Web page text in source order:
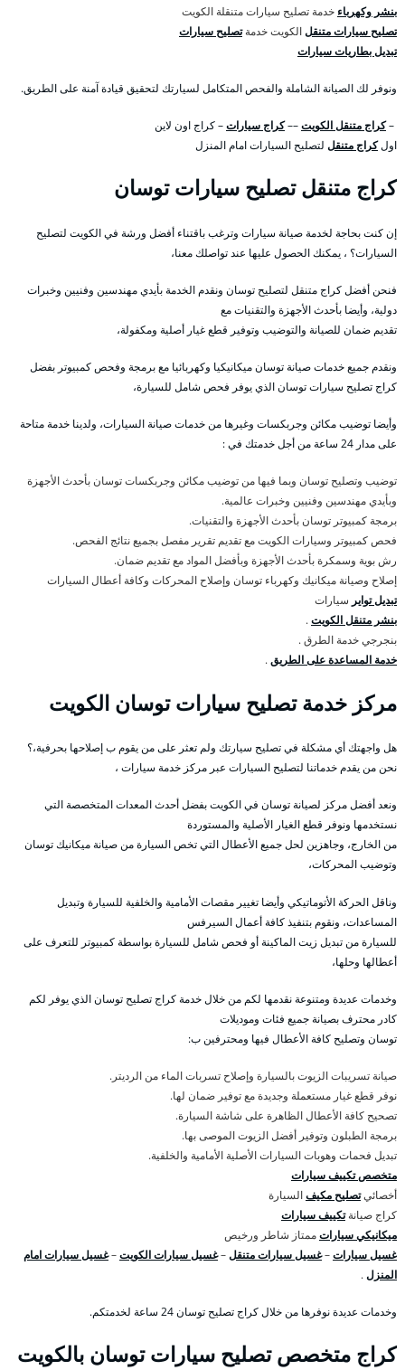
بنشر وكهرباء خدمة تصليح سيارات متنقلة الكويت
تصليح سيارات متنقلالكويت خدمةتصليح سيارات
تبديل بطاريات سيارات
ونوفر لك الصيانة الشاملة والفحص المتكامل لسيارتك لتحقيق قيادة آمنة على الطريق.
–كراج متنقل الكويت––كراج سيارات– كراج اون لاين
اولكراج متنقل لتصليح السيارات امام المنزل
كراج متنقل تصليح سيارات توسان
إن كنت بحاجة لخدمة صيانة سيارات وترغب باقتناء أفضل ورشة في الكويت لتصليح
السيارات؟ ، يمكنك الحصول عليها عند تواصلك معنا،
فنحن أفضل كراج متنقل لتصليح توسان ونقدم الخدمة بأيدي مهندسين وفنيين وخبرات
دولية، وأيضا بأحدث الأجهزة والتقنيات مع
تقديم ضمان للصيانة والتوضيب وتوفير قطع غيار أصلية ومكفولة،
ونقدم جميع خدمات صيانة توسان ميكانيكيا وكهربائيا مع برمجة وفحص كمبيوتر بفضل
كراج تصليح سيارات توسان الذي يوفر فحص شامل للسيارة،
وأيضا توضيب مكائن وجربكسات وغيرها من خدمات صيانة السيارات، ولدينا خدمة متاحة
على مدار 24 ساعة من أجل خدمتك في :
توضيب وتصليح توسان وبما فيها من توضيب مكائن وجربكسات توسان بأحدث الأجهزة
وبأيدي مهندسين وفنيين وخبرات عالمية.
برمجة كمبيوتر توسان بأحدث الأجهزة والتقنيات.
فحص كمبيوتر وسيارات الكويت مع تقديم تقرير مفصل بجميع نتائج الفحص.
رش بوية وسمكرة بأحدث الأجهزة وبأفضل المواد مع تقديم ضمان.
إصلاح وصيانة ميكانيك وكهرباء توسان وإصلاح المحركات وكافة أعطال السيارات
تبديل تواير سيارات
بنشر متنقل الكويت.
بنجرجي خدمة الطرق .
خدمة المساعدة على الطريق.
مركز خدمة تصليح سيارات توسان الكويت
هل واجهتك أي مشكلة في تصليح سيارتك ولم تعثر على من يقوم ب إصلاحها بحرفية،؟
نحن من يقدم خدماتنا لتصليح السيارات عبر مركز خدمة سيارات ،
ونعد أفضل مركز لصيانة توسان في الكويت بفضل أحدث المعدات المتخصصة التي
نستخدمها ونوفر قطع الغيار الأصلية والمستوردة
من الخارج، وجاهزين لحل جميع الأعطال التي تخص السيارة من صيانة ميكانيك توسان
وتوضيب المحركات،
وناقل الحركة الأتوماتيكي وأيضا تغيير مقصات الأمامية والخلفية للسيارة وتبديل
المساعدات، ونقوم بتنفيذ كافة أعمال السيرفس
للسيارة من تبديل زيت الماكينة أو فحص شامل للسيارة بواسطة كمبيوتر للتعرف على
أعطالها وحلها،
وخدمات عديدة ومتنوعة نقدمها لكم من خلال خدمة كراج تصليح توسان الذي يوفر لكم
كادر محترف بصيانة جميع فئات وموديلات
توسان وتصليح كافة الأعطال فيها ومحترفين ب:
صيانة تسريبات الزيوت بالسيارة وإصلاح تسربات الماء من الرديتر.
نوفر قطع غيار مستعملة وجديدة مع توفير ضمان لها.
تصحيح كافة الأعطال الظاهرة على شاشة السيارة.
برمجة الطبلون وتوفير أفضل الزيوت الموصى بها.
تبديل فحمات وهوبات السيارات الأصلية الأمامية والخلفية.
متخصص تكييف سيارات
أخصائيتصليح مكيفالسيارة
كراج صيانةتكييف سيارات
ميكانيكي سياراتممتاز شاطر ورخيص
غسيل سيارات–غسيل سيارات متنقل–غسيل سيارات الكويت–غسيل سيارات امام
المنزل.
وخدمات عديدة نوفرها من خلال كراج تصليح توسان 24 ساعة لخدمتكم.
كراج متخصص تصليح سيارات توسان بالكويت